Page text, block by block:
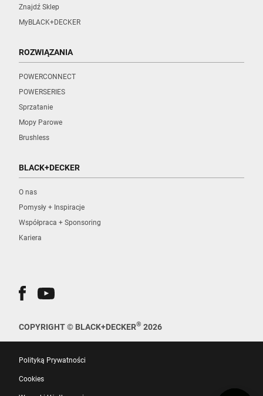
Znajdź Sklep
MyBLACK+DECKER
ROZWIĄZANIA
POWERCONNECT
POWERSERIES
Sprzatanie
Mopy Parowe
Brushless
BLACK+DECKER
O nas
Pomysły + Inspiracje
Współpraca + Sponsoring
Kariera
COPYRIGHT © BLACK+DECKER® 2026
Polityką Prywatności
Cookies